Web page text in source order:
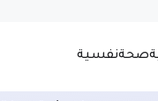
صحةنفسية